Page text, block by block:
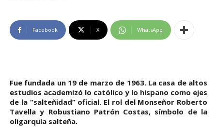
Facebook X WhatsApp
Fue fundada un 19 de marzo de 1963. La casa de altos
estudios academizó lo católico y lo hispano como ejes
de la “salteñidad” oficial. El rol del Monseñor Roberto
Tavella y Robustiano Patrón Costas, símbolo de la
oligarquía salteña.